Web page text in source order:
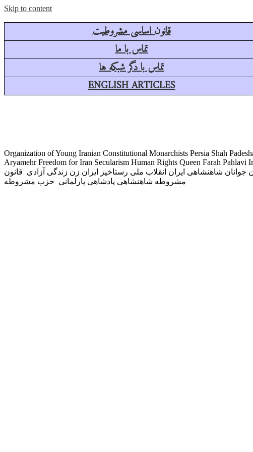
Skip to content
قانون اساسی مشروطیت
تماس با ما
تماس با دگر شبکه ها
ENGLISH ARTICLES
Organization of Young Iranian Constitutional Monarchists Persia Shah
Aryamehr Freedom for Iran Secularism Human Rights Queen Farah
شاهنشاهی ایران انقلاب ملی رستاخیز ایران زن زندگی آزادی قانون